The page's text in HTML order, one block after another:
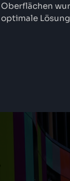
Oberflächen
optimale